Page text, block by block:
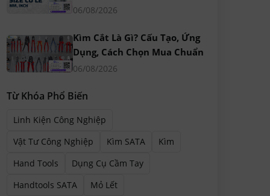
06/08/2026
Kìm Cắt Là Gì? Cấu Tạo, Ứng
Dụng, Cách Chọn Mua Chuẩn
06/08/2026
Từ Khóa Phổ Biến
Linh Kiện Công Nghiệp
Vật Tư Công Nghiệp
Kìm SATA
Kìm
Hand Tools
Dụng Cụ Cầm Tay
Handtools SATA
Mỏ Lết